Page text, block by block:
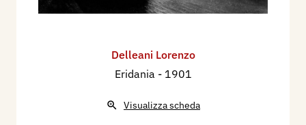
Delleani Lorenzo
Eridania - 1901
Visualizza scheda